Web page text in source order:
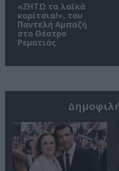
«ΖΗΤΩ τα λαϊκά
κορίτσια!», του
Παντελή Αμπαζή
στο Θέατρο
Ρεματιάς